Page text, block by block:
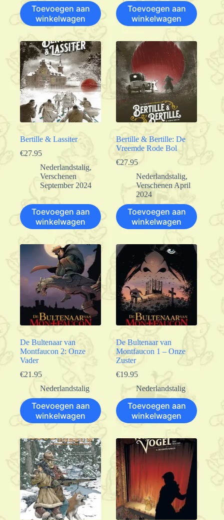
Toevoegen aan
winkelwagen
Toevoegen aan
winkelwagen
Bertille & Lassiter
€27.95
Nederlandstalig,
Verschenen
September 2024
Toevoegen aan
winkelwagen
Bertille & Bertille: De
Vreemde Rode Bol
€27.95
Nederlandstalig,
Verschenen April
2024
Toevoegen aan
winkelwagen
De Bultenaar van
Montfaucon 2: Onze
Vader
€21.95
Nederlandstalig
Toevoegen aan
winkelwagen
De Bultenaar van
Montfaucon 1 – Onze
Zuster
€19.95
Nederlandstalig
Toevoegen aan
winkelwagen